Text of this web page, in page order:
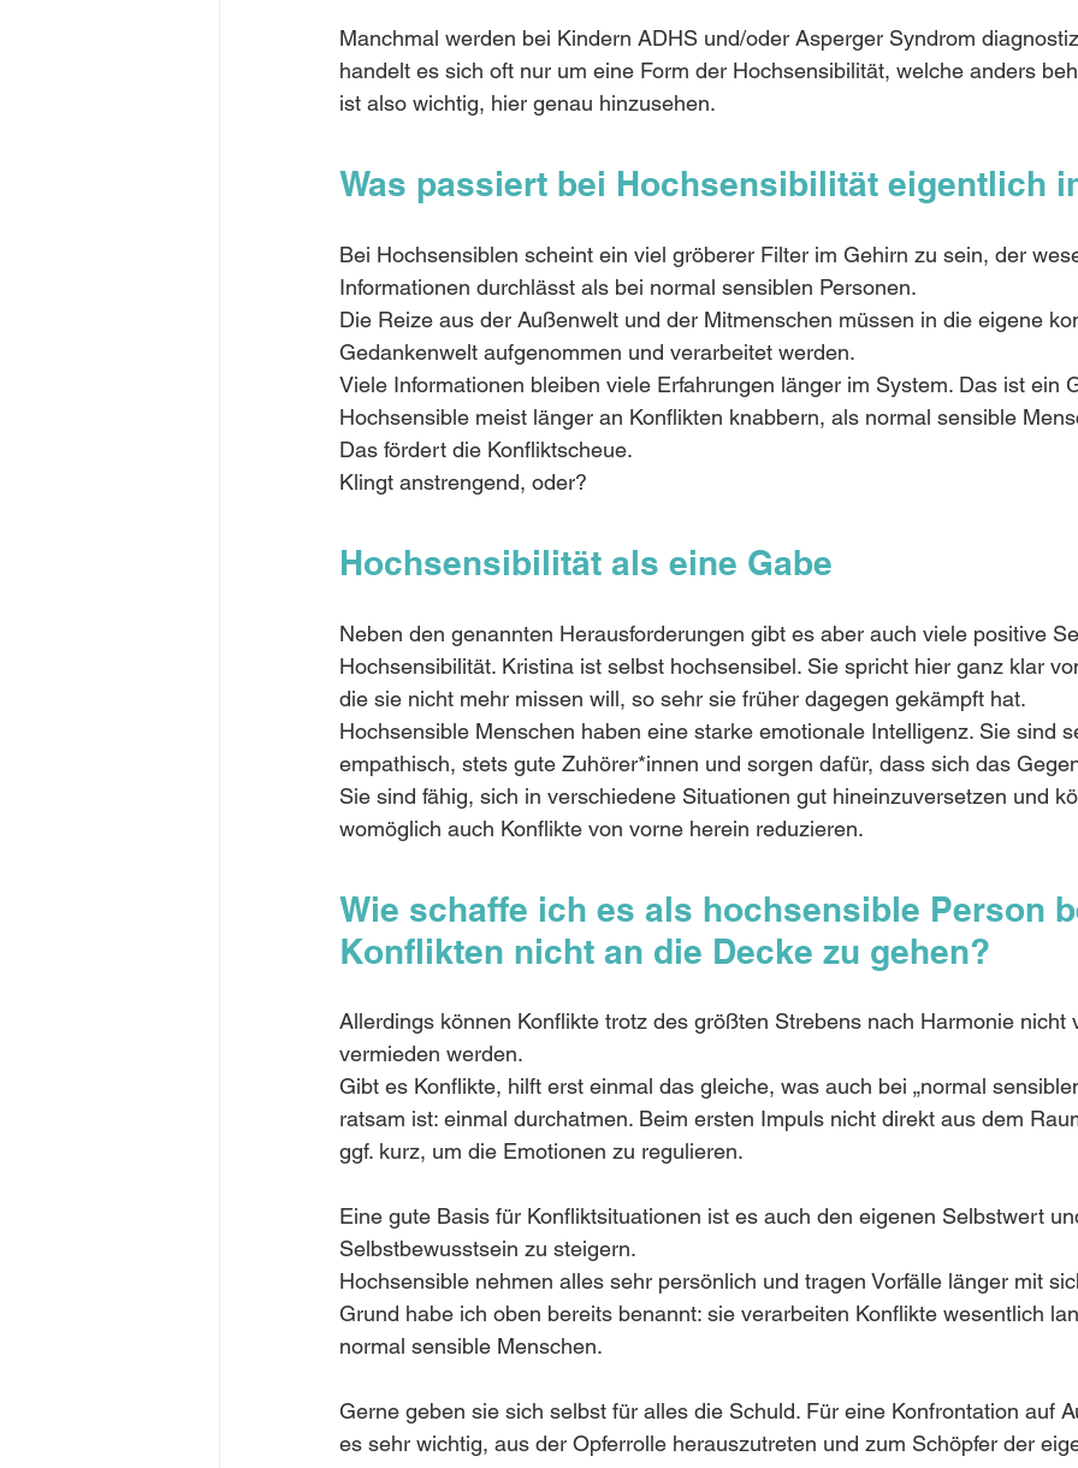
Manchmal werden bei Kindern ADHS und/oder Asperger Syndrom
handelt es sich oft nur um eine Form der Hochsensibilität, welche anders
ist also wichtig, hier genau hinzusehen.
Was passiert bei Hochsensibilität eigentlich
Bei Hochsensiblen scheint ein viel gröberer Filter im Gehirn zu sein, der
Informationen durchlässt als bei normal sensiblen Personen.
Die Reize aus der Außenwelt und der Mitmenschen müssen in die eigene
Gedankenwelt aufgenommen und verarbeitet werden.
Viele Informationen bleiben viele Erfahrungen länger im System. Das ist ein
Hochsensible meist länger an Konflikten knabbern, als normal sensible
Das fördert die Konfliktscheue.
Klingt anstrengend, oder?
Hochsensibilität als eine Gabe
Neben den genannten Herausforderungen gibt es aber auch viele positive
Hochsensibilität. Kristina ist selbst hochsensibel. Sie spricht hier ganz klar
die sie nicht mehr missen will, so sehr sie früher dagegen gekämpft hat.
Hochsensible Menschen haben eine starke emotionale Intelligenz. Sie sind
empathisch, stets gute Zuhörer*innen und sorgen dafür, dass sich das
Sie sind fähig, sich in verschiedene Situationen gut hineinzuversetzen und
womöglich auch Konflikte von vorne herein reduzieren.
Wie schaffe ich es als hochsensible Person
Konflikten nicht an die Decke zu gehen?
Allerdings können Konflikte trotz des größten Strebens nach Harmonie
vermieden werden.
Gibt es Konflikte, hilft erst einmal das gleiche, was auch bei „normal
ratsam ist: einmal durchatmen. Beim ersten Impuls nicht direkt aus dem
ggf. kurz, um die Emotionen zu regulieren.
Eine gute Basis für Konfliktsituationen ist es auch den eigenen Selbstwert
Selbstbewusstsein zu steigern.
Hochsensible nehmen alles sehr persönlich und tragen Vorfälle länger mit
Grund habe ich oben bereits benannt: sie verarbeiten Konflikte wesentlich
normal sensible Menschen.
Gerne geben sie sich selbst für alles die Schuld. Für eine Konfrontation auf
es sehr wichtig, aus der Opferrolle herauszutreten und zum Schöpfer der